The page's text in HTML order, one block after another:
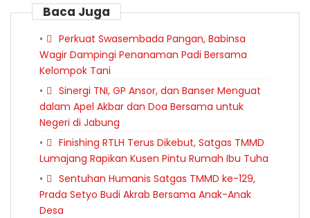
Baca Juga
Perkuat Swasembada Pangan, Babinsa
Wagir Dampingi Penanaman Padi Bersama
Kelompok Tani
Sinergi TNI, GP Ansor, dan Banser Menguat
dalam Apel Akbar dan Doa Bersama untuk
Negeri di Jabung
Finishing RTLH Terus Dikebut, Satgas TMMD
Lumajang Rapikan Kusen Pintu Rumah Ibu Tuha
Sentuhan Humanis Satgas TMMD ke-129,
Prada Setyo Budi Akrab Bersama Anak-Anak
Desa